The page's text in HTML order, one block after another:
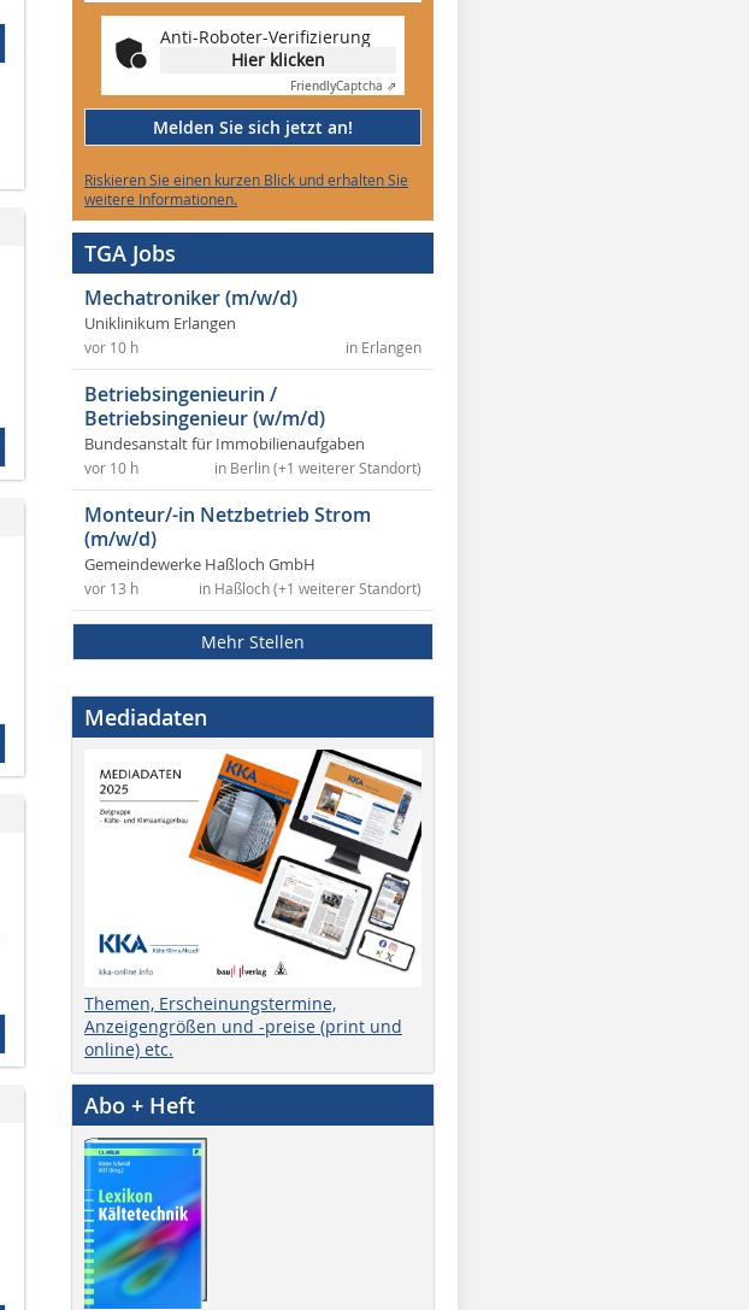
Anti-Roboter-Verifizierung
Hier klicken
FriendlyCaptcha ⇗
Melden Sie sich jetzt an!
Riskieren Sie einen kurzen Blick und erhalten Sie
weitere Informationen.
TGA Jobs
Mechatroniker (m/w/d)
Uniklinikum Erlangen
in Erlangen
vor 10 h
Betriebsingenieurin /
Betriebsingenieur (w/m/d)
Bundesanstalt für Immobilienaufgaben
in Berlin (+1 weiterer Standort)
vor 10 h
Monteur/-in Netzbetrieb Strom
(m/w/d)
Gemeindewerke Haßloch GmbH
in Haßloch (+1 weiterer Standort)
vor 13 h
Mehr Stellen
Mediadaten
Themen, Erscheinungstermine,
Anzeigengrößen und -preise (print und
online) etc.
Abo + Heft